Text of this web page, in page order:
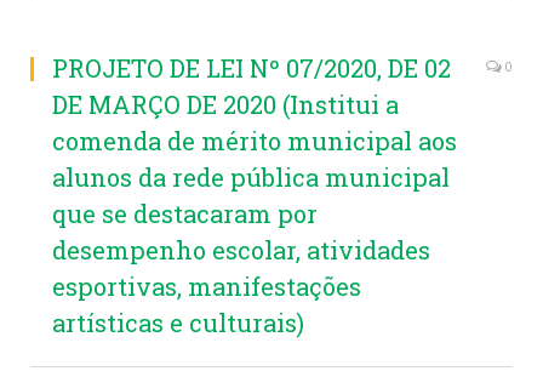
PROJETO DE LEI Nº 07/2020, DE 02
DE MARÇO DE 2020 (Institui a
comenda de mérito municipal aos
alunos da rede pública municipal
que se destacaram por
desempenho escolar, atividades
esportivas, manifestações
artísticas e culturais)
0